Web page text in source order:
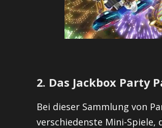
2. Das Jackbox Party
Bei dieser Sammlung von
verschiedenste Mini-Spiele,